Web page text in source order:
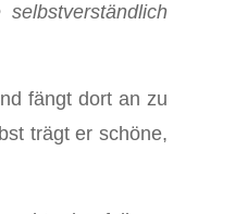
fängt dort an zu
trägt er schöne,